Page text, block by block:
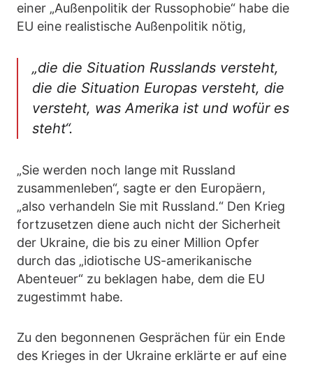
einer „Außenpolitik der Russophobie“ habe die
EU eine realistische Außenpolitik nötig,
„die die Situation Russlands versteht,
die die Situation Europas versteht, die
versteht, was Amerika ist und wofür es
steht“.
„Sie werden noch lange mit Russland
zusammenleben“, sagte er den Europäern,
„also verhandeln Sie mit Russland.“ Den Krieg
fortzusetzen diene auch nicht der Sicherheit
der Ukraine, die bis zu einer Million Opfer
durch das „idiotische US-amerikanische
Abenteuer“ zu beklagen habe, dem die EU
zugestimmt habe.
Zu den begonnenen Gesprächen für ein Ende
des Krieges in der Ukraine erklärte er auf eine